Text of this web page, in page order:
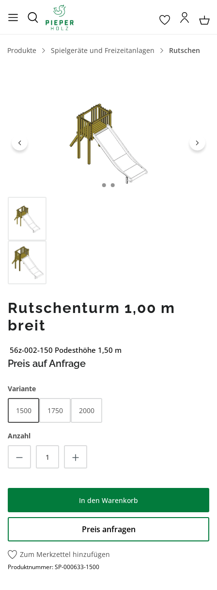
Produkte Spielgeräte und Freizeitanlagen Rutschen
Rutschenturm 1,00 m
breit
56z-002-150 Podesthöhe 1,50 m
Preis auf Anfrage
Varianteauswählen
1500 1750 2000
Anzahl
Produkt Anzahl: Gib den gewünschten
In den Warenkorb
Preis anfragen
Zum Merkzettel hinzufügen
Produktnummer:SP-000633-1500